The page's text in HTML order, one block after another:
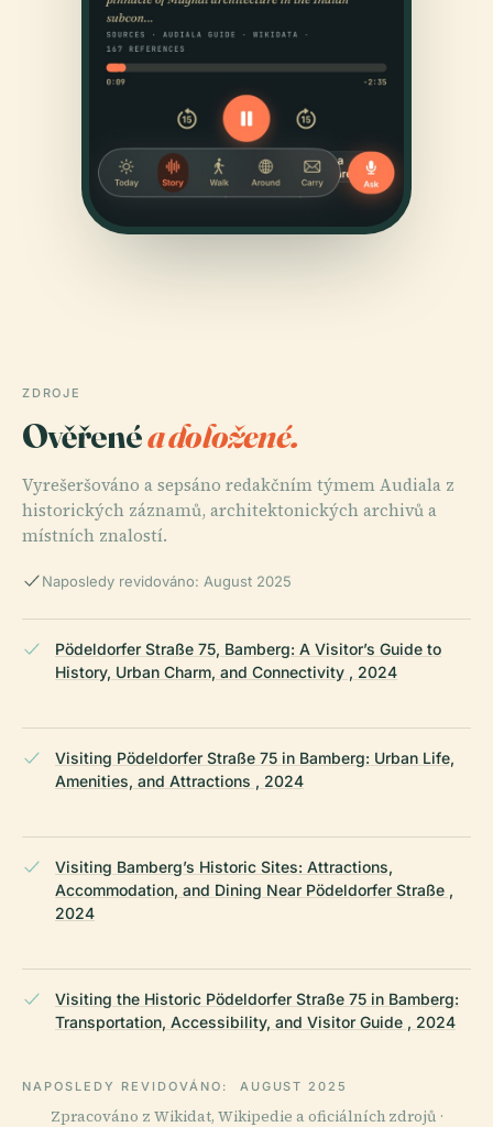
ZDROJE
Ověřenéa doložené.
Vyrešeršováno a sepsáno redakčním týmem Audiala z
historických záznamů, architektonických archivů a
místních znalostí.
Naposledy revidováno: August 2025
Pödeldorfer Straße 75, Bamberg: A Visitor’s Guide to
History, Urban Charm, and Connectivity , 2024
Visiting Pödeldorfer Straße 75 in Bamberg: Urban Life,
Amenities, and Attractions , 2024
Visiting Bamberg’s Historic Sites: Attractions,
Accommodation, and Dining Near Pödeldorfer Straße ,
2024
Visiting the Historic Pödeldorfer Straße 75 in Bamberg:
Transportation, Accessibility, and Visitor Guide , 2024
NAPOSLEDY REVIDOVÁNO: AUGUST 2025
Zpracováno z Wikidat, Wikipedie a oficiálních zdrojů ·